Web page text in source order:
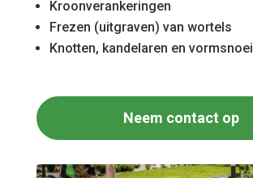
Kroonverankeringen
Frezen (uitgraven) van wortels
Knotten, kandelaren en vormsnoei
Neem contact op